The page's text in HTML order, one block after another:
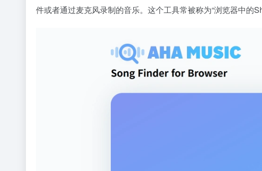
件或者通过麦克风录制的音乐。这个工具常被称为“浏览器中的